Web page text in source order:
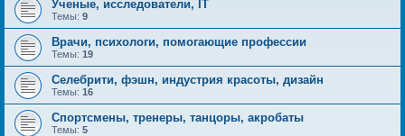
Ученые, исследователи, IT
Темы: 9
Врачи, психологи, помогающие профессии
Темы: 19
Селебрити, фэшн, индустрия красоты, дизайн
Темы: 16
Спортсмены, тренеры, танцоры, акробаты
Темы: 5